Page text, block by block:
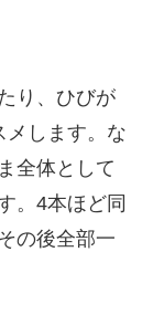
り、ひびが
メします。な
全体として
。4本ほど同
の後全部一